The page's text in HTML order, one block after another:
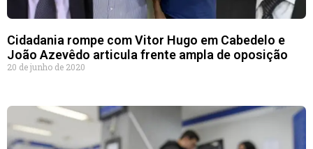
Cidadania rompe com Vitor Hugo em Cabedelo e
João Azevêdo articula frente ampla de oposição
20 de junho de 2020